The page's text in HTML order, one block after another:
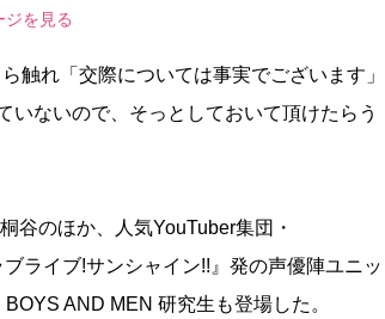
ジを見る
れ「交際については事実でございます」
いないので、そっとしておいて頂けたらう
のほか、人気YouTuber集団・
ライブ!サンシャイン!!』発の声優陣ユニッ
AND MEN 研究生も登場した。